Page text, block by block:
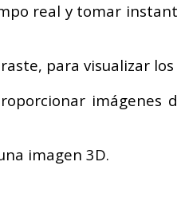
real y tomar
para visualizar los
imágenes
imagen 3D.